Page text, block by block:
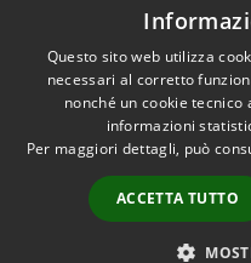
Accessibilità
Privacy
Mappa del sito
Questo sito web utilizza
necessari al corretto
nonché un cookie
informazioni
Per maggiori dettagli, può
ACCETTA TUTTO